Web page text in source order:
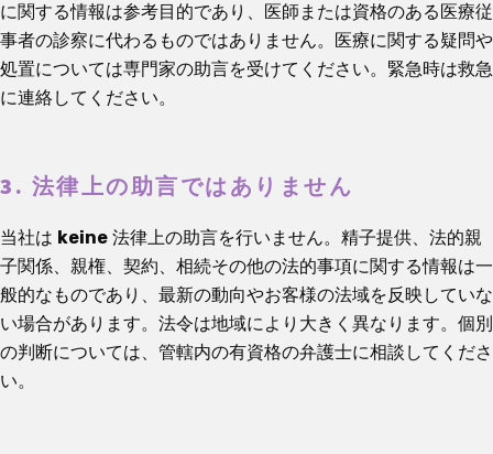
に関する情報は参考目的であり、医師または資格のある医療従
事者の診察に代わるものではありません。医療に関する疑問や
処置については専門家の助言を受けてください。緊急時は救急
に連絡してください。
3. 法律上の助言ではありません
当社は keine 法律上の助言を行いません。精子提供、法的親
子関係、親権、契約、相続その他の法的事項に関する情報は一
般的なものであり、最新の動向やお客様の法域を反映していな
い場合があります。法令は地域により大きく異なります。個別
の判断については、管轄内の有資格の弁護士に相談してくださ
い。